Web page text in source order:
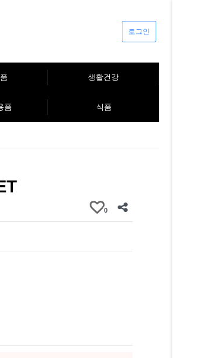
로그인
생활건강
품 식품
0